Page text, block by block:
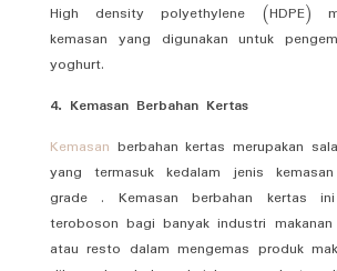
High density polyethylene (HDPE)
kemasan yang digunakan untuk
yoghurt.
4. Kemasan Berbahan Kertas
Kemasan berbahan kertas merupakan
yang termasuk kedalam jenis
grade . Kemasan berbahan kertas
teroboson bagi banyak industri
atau resto dalam mengemas produk